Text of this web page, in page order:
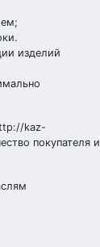
изделий
kaz-
покупателя и